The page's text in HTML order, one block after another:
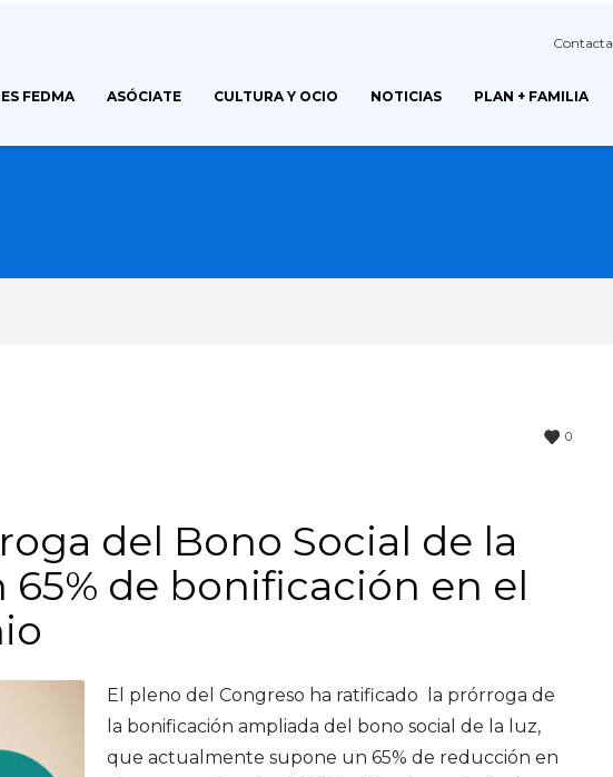
Contacta
FEDMA ASÓCIATE CULTURA Y OCIO NOTICIAS PLAN + FAMILIA
0
del Bono Social de la
de bonificación en el
El pleno del Congreso ha ratificado la prórroga de
la bonificación ampliada del bono social de la luz,
que actualmente supone un 65% de reducción en